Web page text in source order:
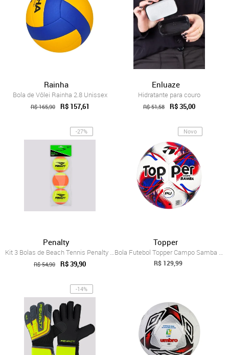
Rainha
Bola de Vôlei Rainha 2.8 Unissex
R$ 165,90 R$ 157,61
Enluaze
Hidratante para couro
R$ 51,58 R$ 35,00
-27%
Penalty
Kit 3 Bolas de Beach Tennis Penalty XXII
R$ 54,90 R$ 39,90
Novo
Topper
Bola Futebol Topper Campo Samba Hybrind ...
R$ 129,99
-14%